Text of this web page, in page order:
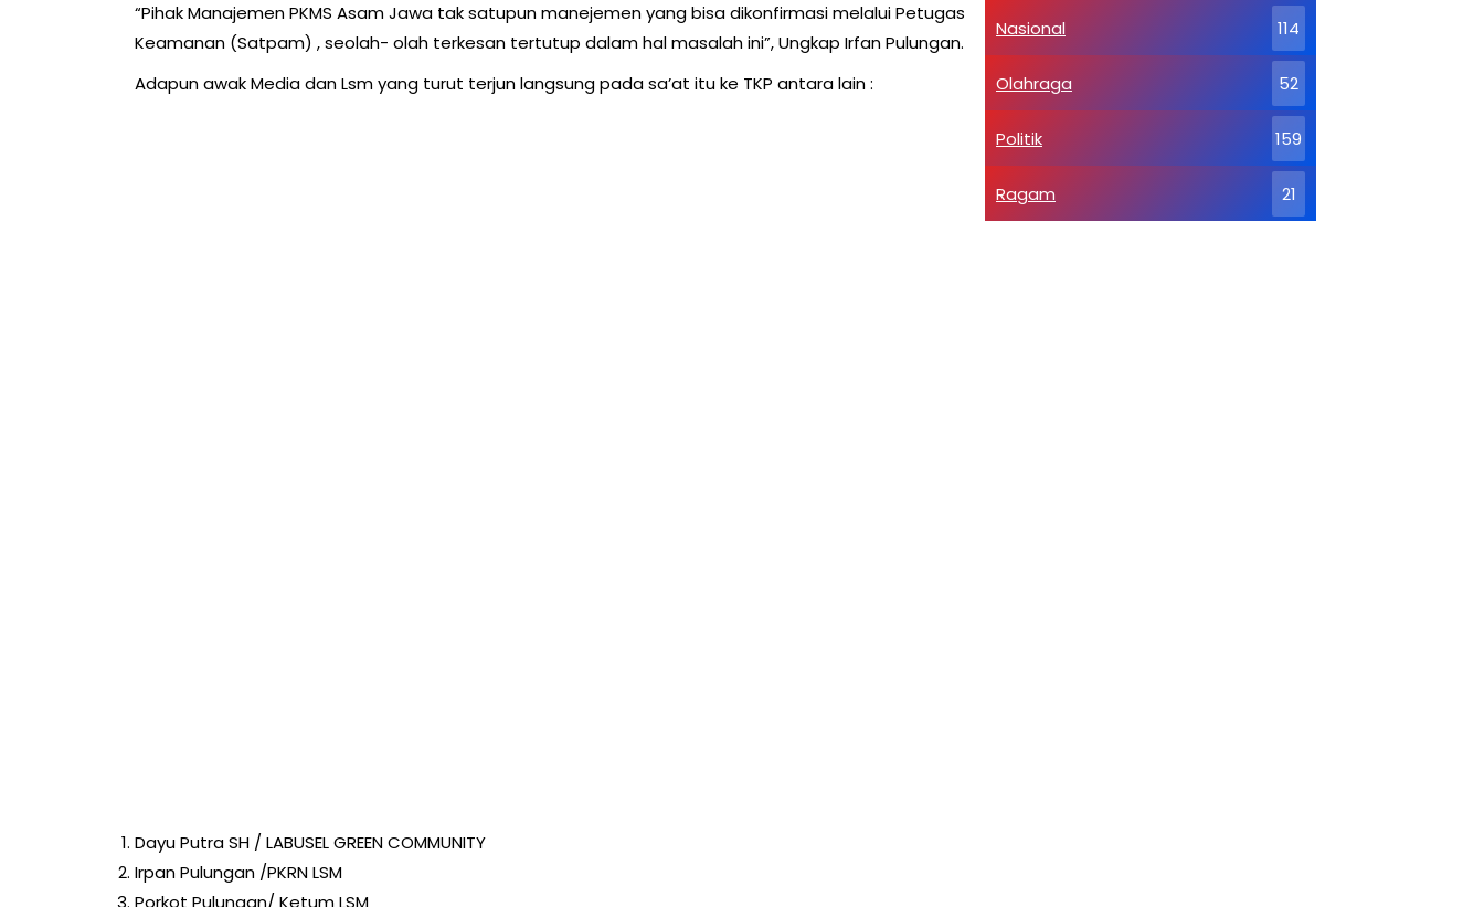
“Pihak Manajemen PKMS Asam Jawa tak satupun manejemen yang bisa dikonfirmasi melalui Petugas
Keamanan (Satpam) , seolah- olah terkesan tertutup dalam hal masalah ini”, Ungkap Irfan Pulungan.
Adapun awak Media dan Lsm yang turut terjun langsung pada sa’at itu ke TKP antara lain :
Dayu Putra SH / LABUSEL GREEN COMMUNITY
Irpan Pulungan /PKRN LSM
Porkot Pulungan/ Ketum LSM
Nasional 114
Olahraga 52
Politik 159
Ragam 21